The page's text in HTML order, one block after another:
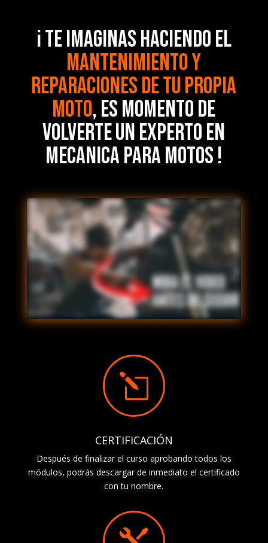
¡ TE IMAGINAS HACIENDO EL
MANTENIMIENTO Y
REPARACIONES DE TU PROPIA
MOTO, ES MOMENTO DE
VOLVERTE UN EXPERTO EN
MECANICA PARA MOTOS !
l
CERTIFICACIÓN
Después de finalizar el curso aprobando todos los
módulos, podrás descargar de inmediato el certificado
con tu nombre.